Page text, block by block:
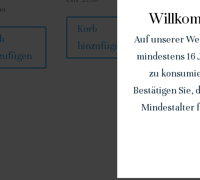
Auf unserer
mindestens 16
zu
Bestätigen Sie,
Mindestalter
Korb
hinzufügen